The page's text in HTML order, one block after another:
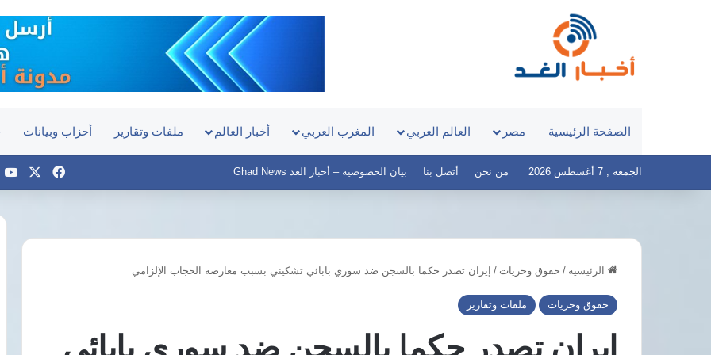
الصفحة الرئيسية مصر العالم العربي المغرب العربي أخبار العالم ملفات وتقارير أحزاب وبيانات
الجمعة , 7 أغسطس 2026 من نحن أتصل بنا بيان الخصوصية – أخبار الغد Ghad News فيسبوك
الرئيسية / حقوق وحريات / إيران تصدر حكما بالسجن ضد سوري بابائي تشكيني بسبب معارضة الحجاب الإلزامي
حقوق وحريات ملفات وتقارير مباراة
مصر
وإسبانيا
في
حسام